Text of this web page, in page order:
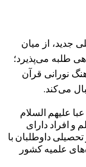
جدید، از میان
طلبه می‌پذیرد؛
نورانی قرآن
می‌کند.
علیهم السلام
و افراد دارای
داوطلبان با
علمیه کشور